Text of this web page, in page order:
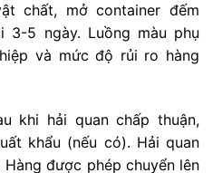
chất, mở container đếm
3-5 ngày. Luồng màu phụ
và mức độ rủi ro hàng
khi hải quan chấp thuận,
khẩu (nếu có). Hải quan
được phép chuyển lên